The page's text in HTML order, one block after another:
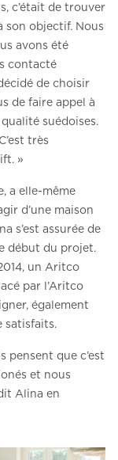
c’était de trouver
son objectif. Nous
avons été
contacté
de choisir
de faire appel à
suédoises.
très
»
a elle-même
d’une maison
s’est assurée de
début du projet.
un Aritco
par l’Aritco
également
satisfaits.
pensent que c’est
et nous
Alina en